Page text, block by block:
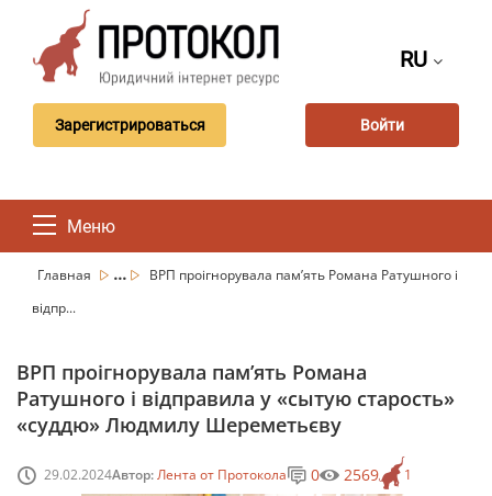
RU
Зарегистрироваться Войти
Меню
Главная ...
ВРП проігнорувала пам’ять Романа Ратушного і
відпр...
ВРП проігнорувала пам’ять Романа
Ратушного і відправила у «сытую старость»
«суддю» Людмилу Шереметьєву
29.02.2024Автор:Лента от Протокола 1
0 2569